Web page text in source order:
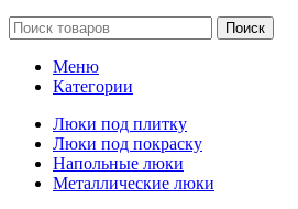
Поиск
Меню
Категории
Люки под плитку
Люки под покраску
Напольные люки
Металлические люки